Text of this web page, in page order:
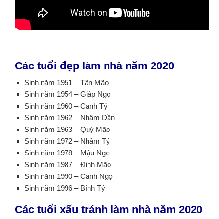
Các tuổi đẹp làm nhà năm 2020
Sinh năm 1951 – Tân Mão
Sinh năm 1954 – Giáp Ngọ
Sinh năm 1960 – Canh Tý
Sinh năm 1962 – Nhâm Dần
Sinh năm 1963 – Quý Mão
Sinh năm 1972 – Nhâm Tý
Sinh năm 1978 – Mậu Ngọ
Sinh năm 1987 – Đinh Mão
Sinh năm 1990 – Canh Ngọ
Sinh năm 1996 – Bính Tý
Các tuổi xấu tránh làm nhà năm 2020